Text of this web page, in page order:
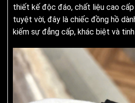
thiết kế độc đáo, chất liệu cao
tuyệt vời, đây là chiếc đồng hồ
kiếm sự đẳng cấp, khác biệt và